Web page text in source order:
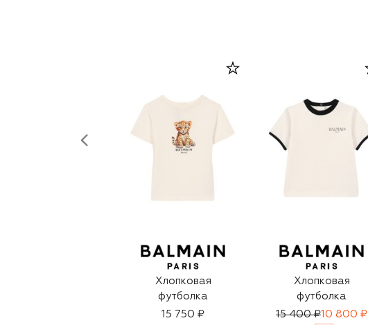
Хлопковая
футболка
15 750 ₽
Хлопковая
футболка
15 400 ₽10 800 ₽